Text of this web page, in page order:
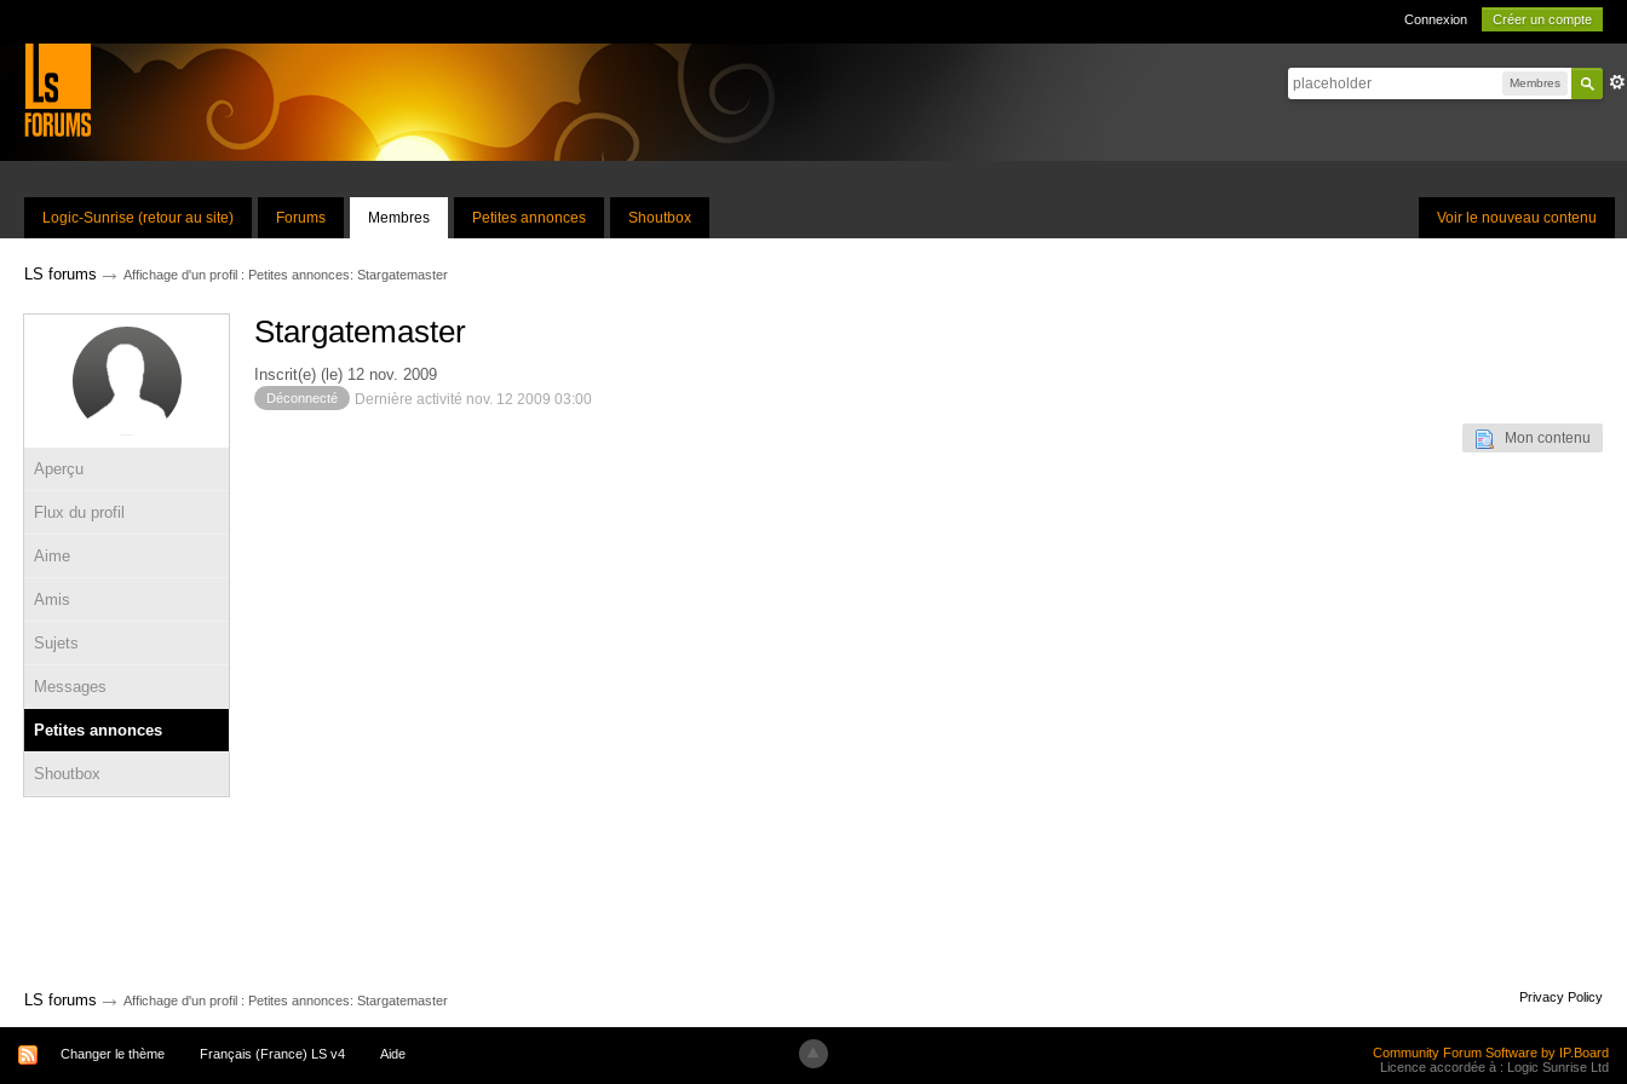
Connexion Créer un compte
Membres
Voir le nouveau contenu
Logic-Sunrise (retour au site) Forums Membres Petites annonces Shoutbox
LS forums → Affichage d'un profil : Petites annonces: Stargatemaster
Aperçu
Flux du profil
Aime
Amis
Sujets
Messages
Petites annonces
Shoutbox
Stargatemaster
Inscrit(e) (le) 12 nov. 2009
Déconnecté Dernière activité nov. 12 2009 03:00
Mon contenu
LS forums → Affichage d'un profil : Petites annonces: Stargatemaster Privacy Policy
Changer le thème Français (France) LS v4 Aide
Community Forum Software by IP.Board
Licence accordée à : Logic Sunrise Ltd